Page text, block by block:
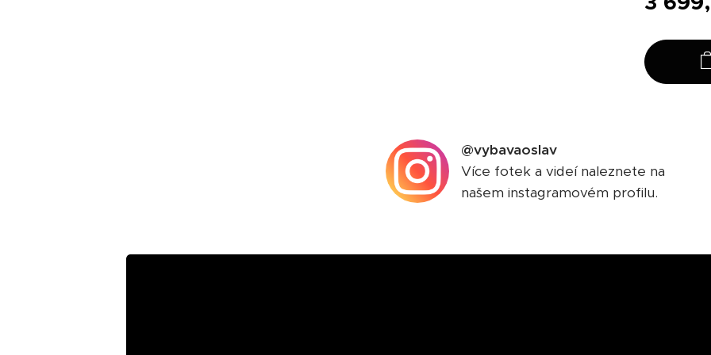
@vybavaoslav
Více fotek a videí naleznete na
našem instagramovém profilu.